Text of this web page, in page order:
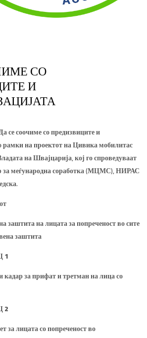
СО
И
се соочиме со предизвиците и
рамки на проектот на Цивика мобилитас
на Швајцарија, кој го спроведуваат
за меѓународна соработка (МЦМС), НИРАС
заштита на лицата за попреченост во сите
заштита
1
за прифат и третман на лица со
2
за лицата со попреченост во